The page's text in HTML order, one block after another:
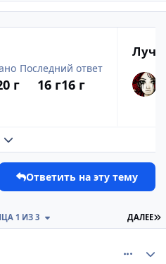
г
Последний ответ
16 г16 г
Развернуть обзор темы
Ответить на эту тему
ДАЛЕЕ
1 ИЗ 3